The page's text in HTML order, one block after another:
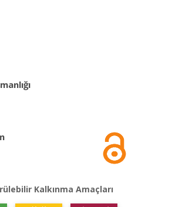
Kalkınma Amaçları